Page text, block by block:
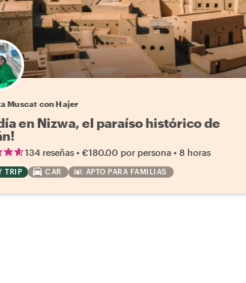
Muscat con Hajer
en Nizwa, el paraíso histórico de
134 reseñas •€180.00 por persona •8 horas
TRIP CAR APTO PARA FAMILIAS